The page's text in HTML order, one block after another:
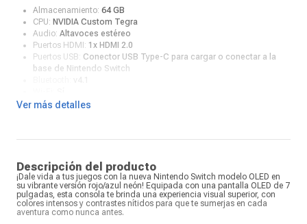
Almacenamiento: 64 GB
CPU: NVIDIA Custom Tegra
Audio: Altavoces estéreo
Puertos HDMI: 1x HDMI 2.0
Puertos USB: Conector USB Type-C para cargar o conectar a la
base de Nintendo Switch
Juegos online:Abre "Nintendo eShop" en el menú HOME, elige tu
Sensores:Acelerómetro, giroscopio y sensor de brillo
Salida de video:
Hasta 1080p via HDMI en TV
Batería:4310 mAh
Duración de batería:4.5 a 9 horas
Tiempo de carga:Apróx. 3 horas
Ranura para tarjetas microSD:Compatible con tarjetas
Ver más detalles
Descripción del producto
¡Dale vida a tus juegos con la nueva Nintendo Switch modelo OLED en
su vibrante versión rojo/azul neón! Equipada con una pantalla OLED de 7
pulgadas, esta consola te brinda una experiencia visual superior, con
colores intensos y contrastes nítidos para que te sumerjas en cada
aventura como nunca antes.